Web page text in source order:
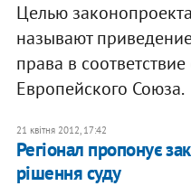
Целью
называют
права в
Европейского Союза.
21 квітня 2012, 17:42
Регіонал пропонує
рішення суду